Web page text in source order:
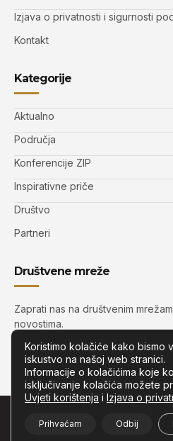
Izjava o privatnosti i sigurnosti
Kontakt
Kategorije
Aktualno
Područja
Konferencije ZIP
Inspirativne priče
Društvo
Partneri
Društvene mreže
Zaprati nas na društvenim
novostima.
Zip.com.hr–
Koristimo kolačiće kako bismo
iskustvo na našoj web stranici.
Informacije o kolačićima koje
isključivanje kolačića možete
Uvjeti korištenja i Izjava o
Prihvaćam Odbij